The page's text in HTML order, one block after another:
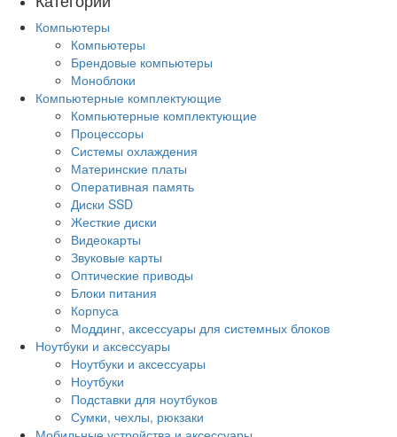
Компьютеры
Компьютеры
Брендовые компьютеры
Моноблоки
Компьютерные комплектующие
Компьютерные комплектующие
Процессоры
Системы охлаждения
Материнские платы
Оперативная память
Диски SSD
Жесткие диски
Видеокарты
Звуковые карты
Оптические приводы
Блоки питания
Корпуса
Моддинг, аксессуары для системных блоков
Ноутбуки и аксессуары
Ноутбуки и аксессуары
Ноутбуки
Подставки для ноутбуков
Сумки, чехлы, рюкзаки